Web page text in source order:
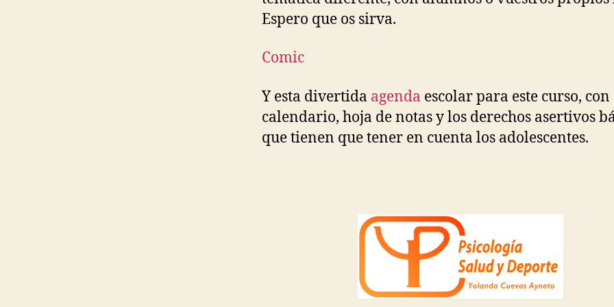
Espero que os sirva.
Comic
Y esta divertida agenda escolar para este curso, con
calendario, hoja de notas y los derechos asertivos
que tienen que tener en cuenta los adolescentes.